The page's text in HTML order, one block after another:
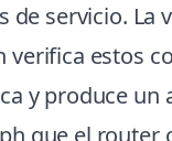
de servicio. La
verifica estos
y produce un
que el router